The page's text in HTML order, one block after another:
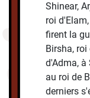
Shinear,
roi
firent la
Birsha, roi
d'Adma, à
au roi de
derniers